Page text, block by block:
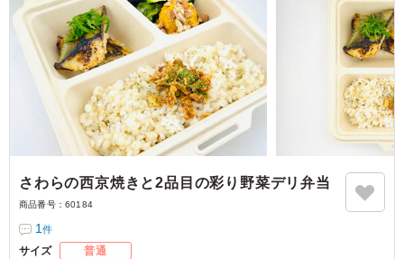
さわらの西京焼きと2品目の彩り野菜デリ弁当
商品番号： 60184
1件
サイズ 普通